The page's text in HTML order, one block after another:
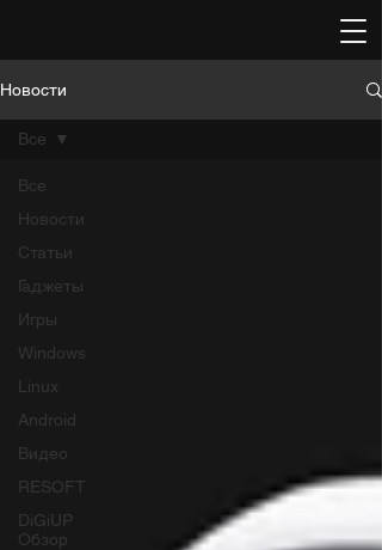
Новости
Все
Новости
Статьи
Гаджеты
Игры
Windows
Linux
Android
Видео
RESOFT
DiGiUP
Обзор
Все